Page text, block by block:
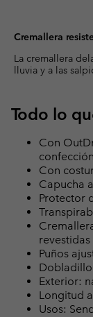
Cremallera
La cremallera
lluvia y a las
Todo lo
Con
Con
Capucha
Protector
revestidas
Puños
Exterior:
Longitud
Usos: